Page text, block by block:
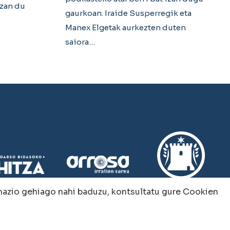
du
gaurkoan. Iraide Susperregik eta
Manex Elgetak aurkezten duten
saiora…
gehiago nahi baduzu, kontsultatu gure Cookien